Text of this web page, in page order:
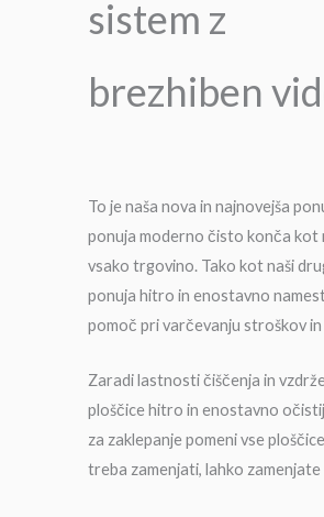
sistem z
brezhiben
To je naša nova in najnovejša
ponuja moderno čisto konča kot
vsako trgovino. Tako kot naši
ponuja hitro in enostavno
pomoč pri varčevanju stroškov in
Zaradi lastnosti čiščenja in
ploščice hitro in enostavno
za zaklepanje pomeni vse
treba zamenjati, lahko